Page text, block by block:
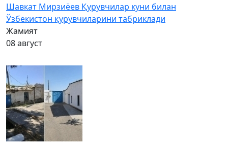
Шавкат Мирзиёев Қурувчилар куни билан
Ўзбекистон қурувчиларини табриклади
Жамият
08 август